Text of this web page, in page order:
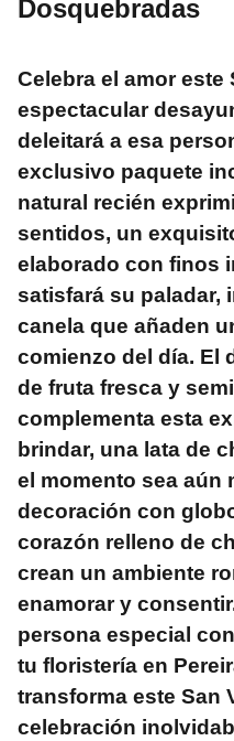
Dosquebradas
Celebra el amor este
espectacular
deleitará a esa
exclusivo paquete
natural recién
sentidos, un
elaborado con finos
satisfará su paladar,
canela que añaden
comienzo del día. El
de fruta fresca y
complementa esta
brindar, una lata de
el momento sea aún
decoración con
corazón relleno de
crean un ambiente
enamorar y
persona especial
tu floristería en
transforma este San
celebración